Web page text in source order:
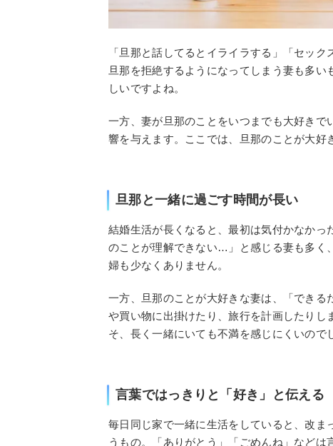
「旦那と話してるとイライラする」「セッ
旦那を拒絶するようになってしまう妻も多
しいですよね。
一方、妻が旦那のことをいつまでも大好き
響を与えます。ここでは、旦那のことが大好
旦那と一緒に過ごす時間が長い
結婚生活が長くなると、最初は気付かなか
のことが理解できない…」と感じる妻も多く
婦も少なくありません。
一方、旦那のことが大好きな妻は、「でき
や買い物に出掛けたり、旅行を計画したりし
そ、長く一緒にいても不満を感じにくいので
言葉ではっきりと「好き」と伝える
毎日同じ家で一緒に生活をしていると、改ま
うもの。「ありがとう」「ごめんね」など